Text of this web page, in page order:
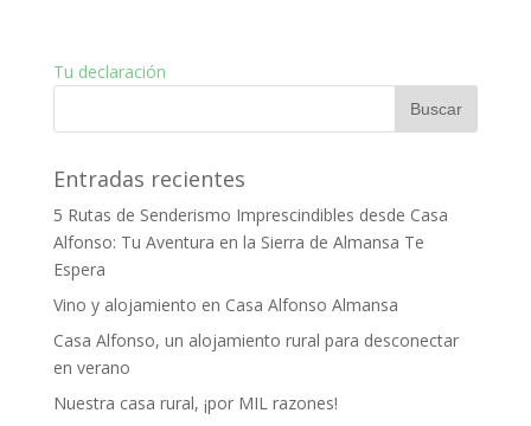
Tu declaración
Entradas recientes
5 Rutas de Senderismo Imprescindibles desde Casa
Alfonso: Tu Aventura en la Sierra de Almansa Te
Espera
Vino y alojamiento en Casa Alfonso Almansa
Casa Alfonso, un alojamiento rural para desconectar
en verano
Nuestra casa rural, ¡por MIL razones!